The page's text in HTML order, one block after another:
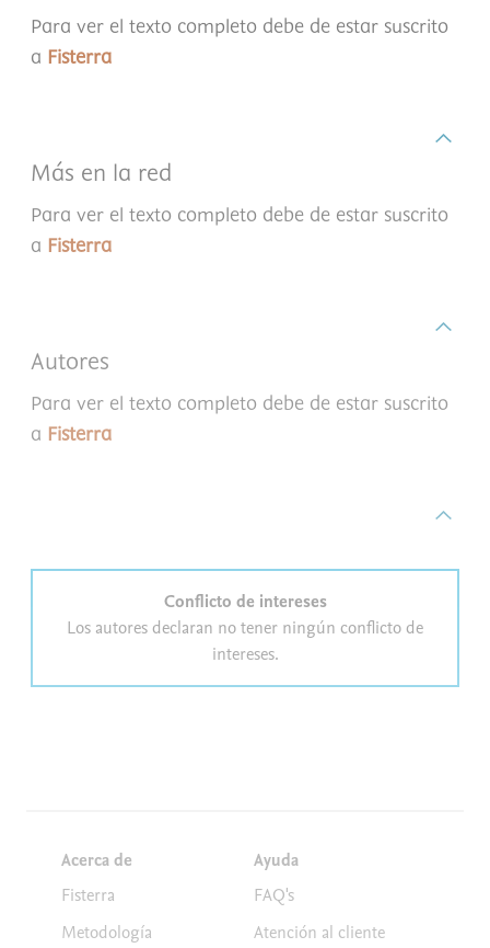
Para ver el texto completo debe de estar suscrito
a Fisterra
Más en la red
Para ver el texto completo debe de estar suscrito
a Fisterra
Autores
Para ver el texto completo debe de estar suscrito
a Fisterra
Conflicto de intereses
Los autores declaran no tener ningún conflicto de
intereses.
Acerca de
Fisterra
Metodología
Ayuda
FAQ's
Atención al cliente